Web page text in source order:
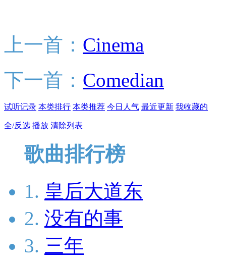
上一首： Cinema
下一首： Comedian
试听记录 本类排行 本类推荐 今日人气 最近更新 我收藏的
全/反选 播放 清除列表
歌曲排行榜
1. 皇后大道东
2. 没有的事
3. 三年